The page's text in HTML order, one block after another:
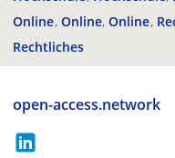
Online Online Online
Rechtliches
open-access.network